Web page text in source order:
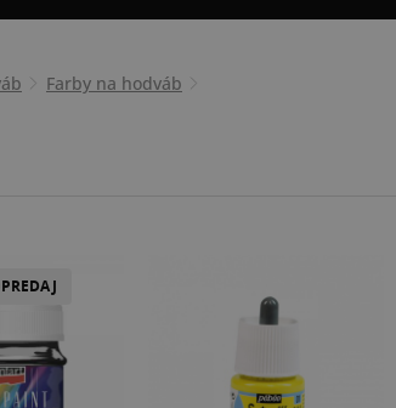
Farby na hodváb